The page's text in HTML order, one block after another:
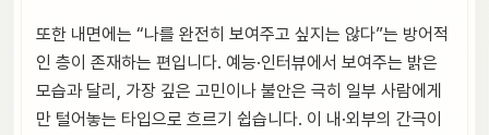
또한 내면에는 “나를 완전히 보여주고 싶지는 않다”는 방어적
인 층이 존재하는 편입니다. 예능·인터뷰에서 보여주는 밝은
모습과 달리, 가장 깊은 고민이나 불안은 극히 일부 사람에게
만 털어놓는 타입으로 흐르기 쉽습니다. 이 내·외부의 간극이